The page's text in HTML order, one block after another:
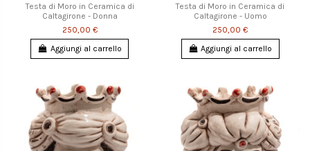
Testa di Moro in Ceramica di
Caltagirone - Donna
250,00 €
Aggiungi al carrello
Testa di Moro in Ceramica di
Caltagirone - Uomo
250,00 €
Aggiungi al carrello